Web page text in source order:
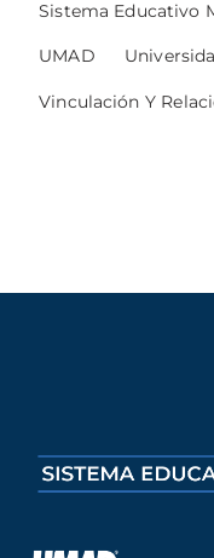
Sistema Educativo
UMAD
Vinculación Y